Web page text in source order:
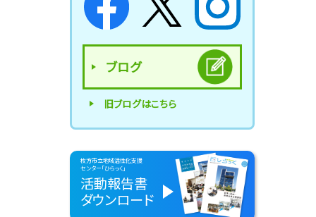
ブログ
旧ブログはこちら
枚方市立地域活性化支援
センター「ひらっく」
活動報告書
ダウンロード